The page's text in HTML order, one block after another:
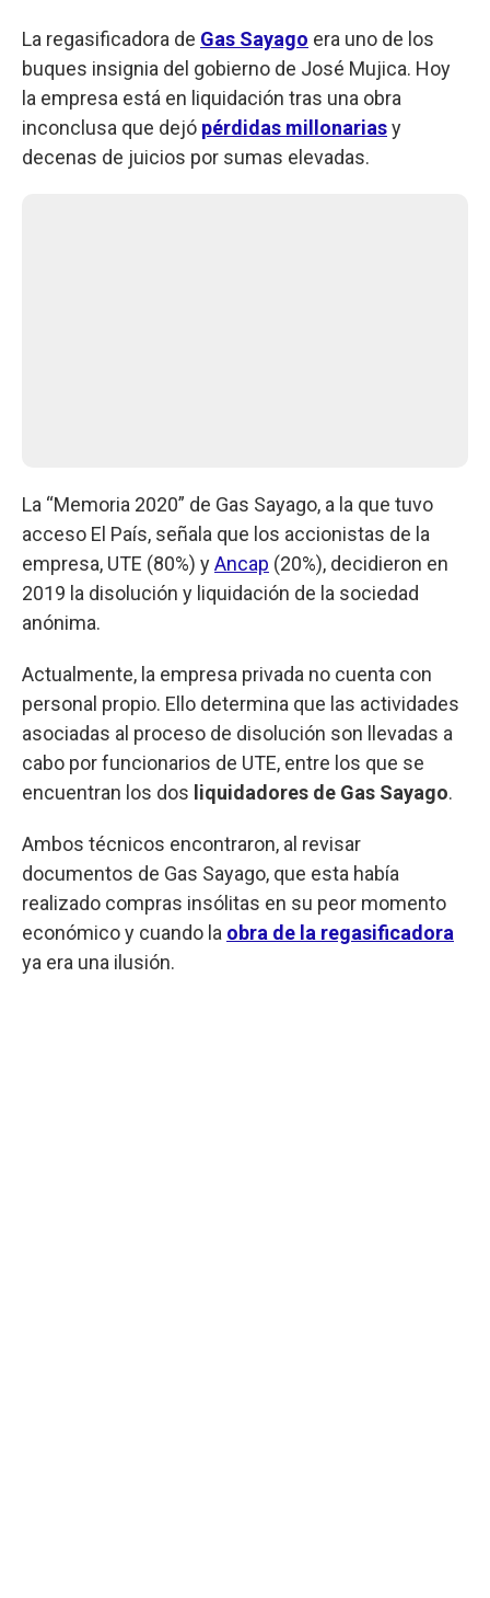
La regasificadora de Gas Sayago era uno de los
buques insignia del gobierno de José Mujica. Hoy
la empresa está en liquidación tras una obra
inconclusa que dejó pérdidas millonariasy
decenas de juicios por sumas elevadas.
La “Memoria 2020” de Gas Sayago, a la que tuvo
acceso El País, señala que los accionistas de la
empresa, UTE (80%) yAncap (20%), decidieron en
2019 la disolución y liquidación de la sociedad
anónima.
Actualmente, la empresa privada no cuenta con
personal propio. Ello determina que las actividades
asociadas al proceso de disolución son llevadas a
cabo por funcionarios de UTE, entre los que se
encuentran los dos liquidadores de Gas Sayago.
Ambos técnicos encontraron, al revisar
documentos de Gas Sayago, que esta había
realizado compras insólitas en su peor momento
económico y cuando la obra de la regasificadora
ya era una ilusión.